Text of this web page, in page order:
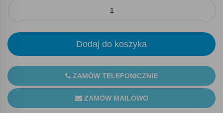
Dodaj do koszyka
ZAMÓW TELEFONICZNIE
ZAMÓW MAILOWO